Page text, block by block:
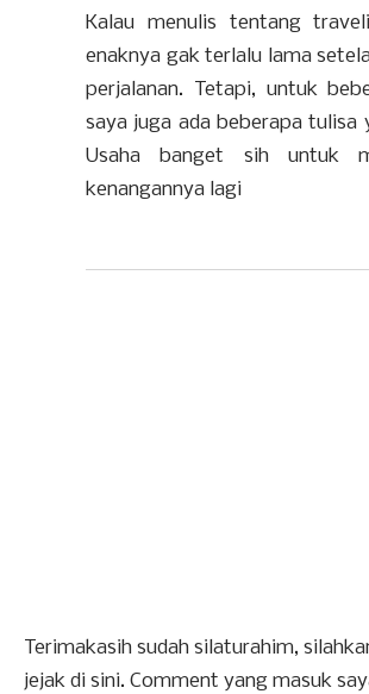
Kalau menulis tentang
enaknya gak terlalu lama
perjalanan. Tetapi, untuk
saya juga ada beberapa tulisa
Usaha banget sih untuk
kenangannya lagi
Terimakasih sudah silaturahim,
jejak di sini. Comment yang masuk